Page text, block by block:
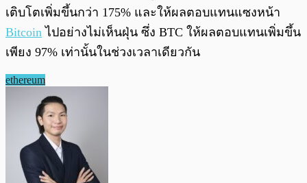
เติบโตเพิ่มขึ้นกว่า 175% และให้ผลตอบแทนแซงหน้า
Bitcoin ไปอย่างไม่เห็นฝุ่น ซึ่ง BTC ให้ผลตอบแทนเพิ่มขึ้น
เพียง 97% เท่านั้นในช่วงเวลาเดียวกัน
ethereum